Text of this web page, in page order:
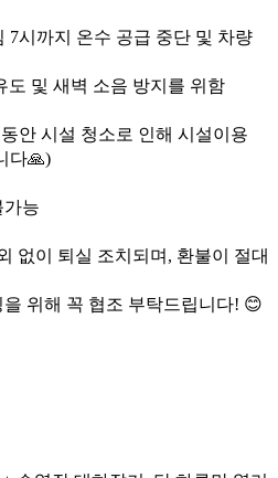
7시까지 온수 공급 중단 및 차량
및 새벽 소음 방지를 위함
동안 시설 청소로 인해 시설이용
다🙏)
가능
없이 퇴실 조치되며, 환불이 절대
위해 꼭 협조 부탁드립니다! 😊